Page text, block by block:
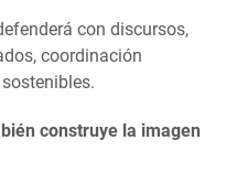
con discursos,
coordinación
construye la imagen